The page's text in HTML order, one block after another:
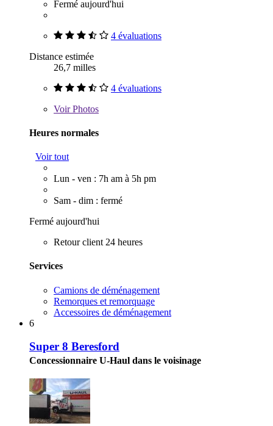
Fermé aujourd'hui
4 évaluations
Distance estimée
26,7 milles
4 évaluations
VoirPhotos
Heures normales
Voir tout
Lun - ven : 7h am à 5h pm
Sam - dim : fermé
Fermé aujourd'hui
Retour client 24 heures
Services
Camions de déménagement
Remorques et remorquage
Accessoires de déménagement
6
Super 8 Beresford
Concessionnaire U-Haul dans le voisinage